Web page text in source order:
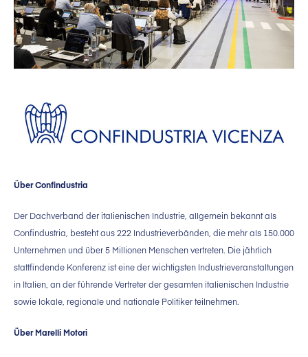
Über Confindustria
Der Dachverband der italienischen Industrie, allgemein bekannt als
Confindustria, besteht aus 222 Industrieverbänden, die mehr als 150.000
Unternehmen und über 5 Millionen Menschen vertreten. Die jährlich
stattfindende Konferenz ist eine der wichtigsten Industrieveranstaltungen
in Italien, an der führende Vertreter der gesamten italienischen Industrie
sowie lokale, regionale und nationale Politiker teilnehmen.
Über Marelli Motori